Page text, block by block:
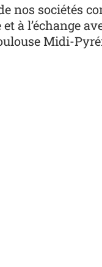
nos sociétés
à l’échange
Midi-